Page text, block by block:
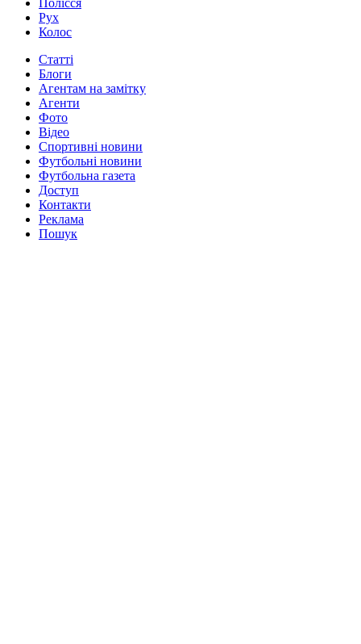
Полісся
Рух
Колос
Статті
Блоги
Агентам на замітку
Агенти
Фото
Відео
Спортивні новини
Футбольні новини
Футбольна газета
Доступ
Контакти
Реклама
Пошук